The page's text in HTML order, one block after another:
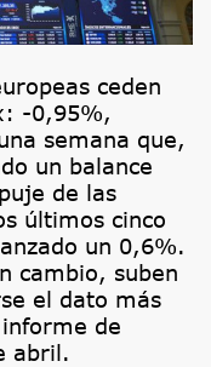
ceden
-0,95%,
semana que,
un balance
de las
últimos cinco
un 0,6%.
cambio, suben
el dato más
de
abril.